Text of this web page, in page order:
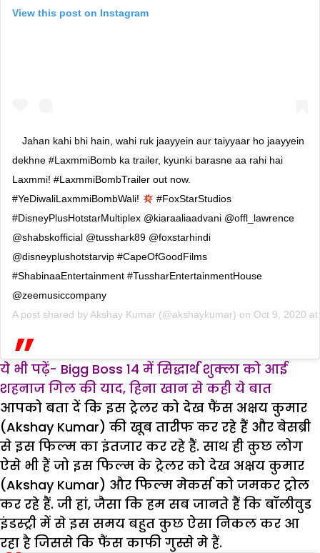
View this post on Instagram
Jahan kahi bhi hain, wahi ruk jaayyein aur taiyyaar ho jaayyein
dekhne #LaxmmiBomb ka trailer, kyunki barasne aa rahi hai
Laxmmi! #LaxmmiBombTrailer out now.
#YeDiwaliLaxmmiBombWali!
#FoxStarStudios
#DisneyPlusHotstarMultiplex @kiaraaliaadvani @offl_lawrence
@shabskofficial @tusshark89 @foxstarhindi
@disneyplushotstarvip #CapeOfGoodFilms
#ShabinaaEntertainment #TussharEntertainmentHouse
@zeemusiccompany
A post shared byAkshay Kumar (@akshaykumar) on Oct 9, 2020
ये भी पढ़ें- Bigg Boss 14 में सिद्धार्थ शुक्ला को आई
शहनाज गिल की याद, हिना खान से कही ये बात
आपको बता दें कि इस ट्रेलर को देख फैंस अक्षय कुमार
(Akshay Kumar) की खूब तारीफ कर रहे हैं और बेसब्री
से इस फिल्म का इंतजार कर रहे हैं. साथ ही कुछ लोग
ऐसे भी हैं जो इस फिल्म के ट्रेलर को देख अक्षय कुमार
(Akshay Kumar) और फिल्म मेकर्स को जमकर ट्रोल
कर रहे हैं. जी हां, जैसा कि हम सब जानते हैं कि बॉलीवुड
इंडस्ट्री में से इस समय बहुत कुछ ऐसा निकल कर आ
रहा है जिससे कि फैंस काफी गुस्से मे हैं.